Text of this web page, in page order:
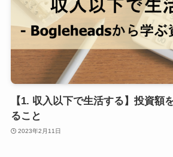
【1. 収入以下で生活する】投資額
ること
2023年2月11日